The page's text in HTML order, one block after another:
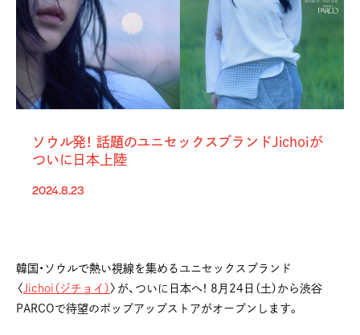
ソウル発！ 話題のユニセックスブランドJichoiが
ついに日本上陸
2024.8.23
韓国・ソウルで熱い視線を集めるユニセックスブランド
〈 Jichoi（ジチョイ） 〉が、ついに日本へ！ 8月24日（土）から渋谷
PARCOで待望のポップアップストアがオープンします。